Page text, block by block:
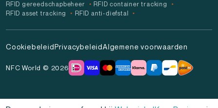
RFID gereedschapbeheer
RFID container tracking
RFID asset tracking
RFID anti-diefstal
CookiebeleidPrivacybeleidAlgemene voorwaarden
NFC World © 2026